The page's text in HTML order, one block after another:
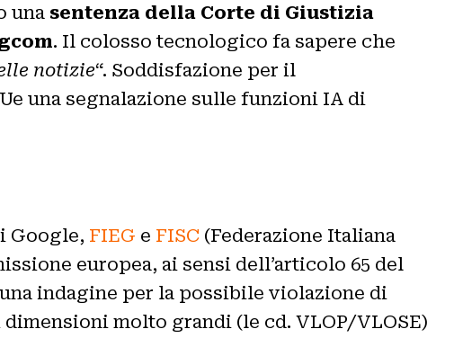
una sentenza della Corte di Giustizia
. Il colosso tecnologico fa sapere che
notizie“. Soddisfazione per il
una segnalazione sulle funzioni IA di
Google, FIEG e FISC (Federazione Italiana
europea, ai sensi dell’articolo 65 del
indagine per la possibile violazione di
molto grandi (le cd. VLOP/VLOSE)